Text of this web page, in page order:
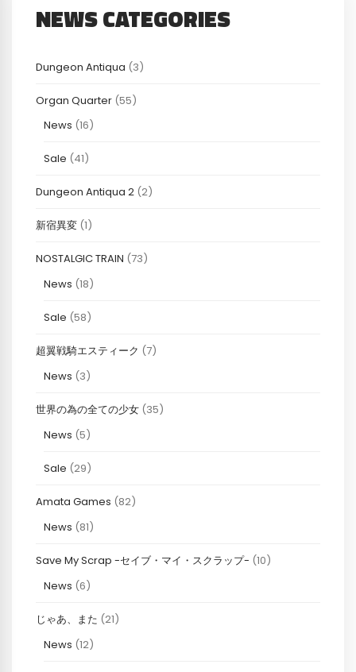
NEWS CATEGORIES
Dungeon Antiqua (3)
Organ Quarter (55)
News (16)
Sale (41)
Dungeon Antiqua 2 (2)
新宿異変 (1)
NOSTALGIC TRAIN (73)
News (18)
Sale (58)
超翼戦騎エスティーク (7)
News (3)
世界の為の全ての少女 (35)
News (5)
Sale (29)
Amata Games (82)
News (81)
Save My Scrap -セイブ・マイ・スクラップ- (10)
News (6)
じゃあ、また (21)
News (12)